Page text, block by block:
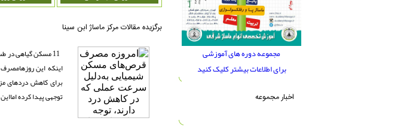
برگزیده مقالات مرکز ماساژ ابن سینا
11 مسکن گیاهی
اینکه این
برای کاهش دردهای
توجهی پیدا کرده امااین
مجموعه دوره های آموزشی
برای اطلاعات بیشتر کلیک کنید
اخبار مجموعه